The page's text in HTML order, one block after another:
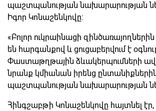
պաշտպանության նախարարության
Իգոր Կոնաշենկովը։
«Բոլոր ուկրաինացի
են հարգանքով և ցուցաբերվում է
Փաստաթղթային ձևակերպումների
նրանք կմիանան իրենց
պաշտպանության նախարարության
Հինգշաբթի Կոնաշենկովը հայտնել